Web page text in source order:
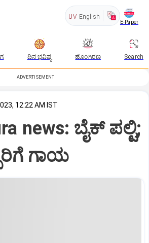
UV English
E-Paper
ದಿನ ಭವಿಷ್ಯ ಹೊಂಗಿರಣ Search
ADVERTISEMENT
12:22 AM IST
news: ಬೈಕ್‌ ಪಲ್ಟಿ;
ಗಾಯ